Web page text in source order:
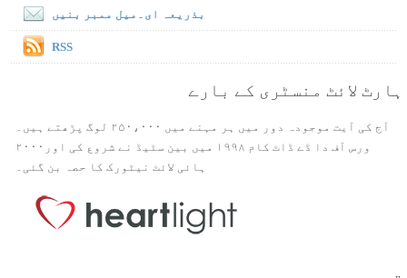
بذریعہ ای۔میل ممبر بنیں
RSS
ہارٹ لائٹ منسٹری کے بارے
آج کی آیت موجودہ دور میں ہر مہنے میں ۲۵۰،۰۰۰ لوگ پڑھتے ہیں۔
ورس آف دا ڈے ڈاٹ کام ۱۹۹۸ میں بین سٹیڈ نے شروع کی اور۲۰۰۰
ہائی لائٹ نیٹورک کا حصہ بن گئی۔